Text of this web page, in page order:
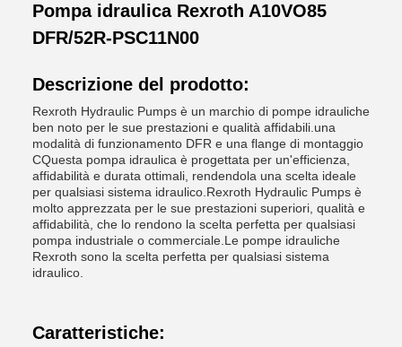
Pompa idraulica Rexroth A10VO85
DFR/52R-PSC11N00
Descrizione del prodotto:
Rexroth Hydraulic Pumps è un marchio di pompe idrauliche
ben noto per le sue prestazioni e qualità affidabili.una
modalità di funzionamento DFR e una flange di montaggio
CQuesta pompa idraulica è progettata per un'efficienza,
affidabilità e durata ottimali, rendendola una scelta ideale
per qualsiasi sistema idraulico.Rexroth Hydraulic Pumps è
molto apprezzata per le sue prestazioni superiori, qualità e
affidabilità, che lo rendono la scelta perfetta per qualsiasi
pompa industriale o commerciale.Le pompe idrauliche
Rexroth sono la scelta perfetta per qualsiasi sistema
idraulico.
Caratteristiche: